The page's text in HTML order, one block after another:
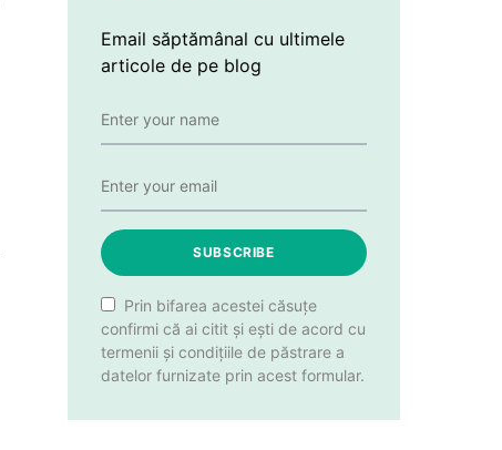
Email săptămânal cu ultimele
articole de pe blog
SUBSCRIBE
Prin bifarea acestei căsuțe
confirmi că ai citit și ești de acord cu
termenii și condițiile de păstrare a
datelor furnizate prin acest formular.